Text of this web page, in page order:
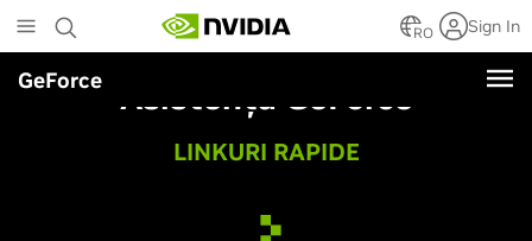
to
main
content
RO Sign In
GeForce Asistență GeForce
LINKURI RAPIDE